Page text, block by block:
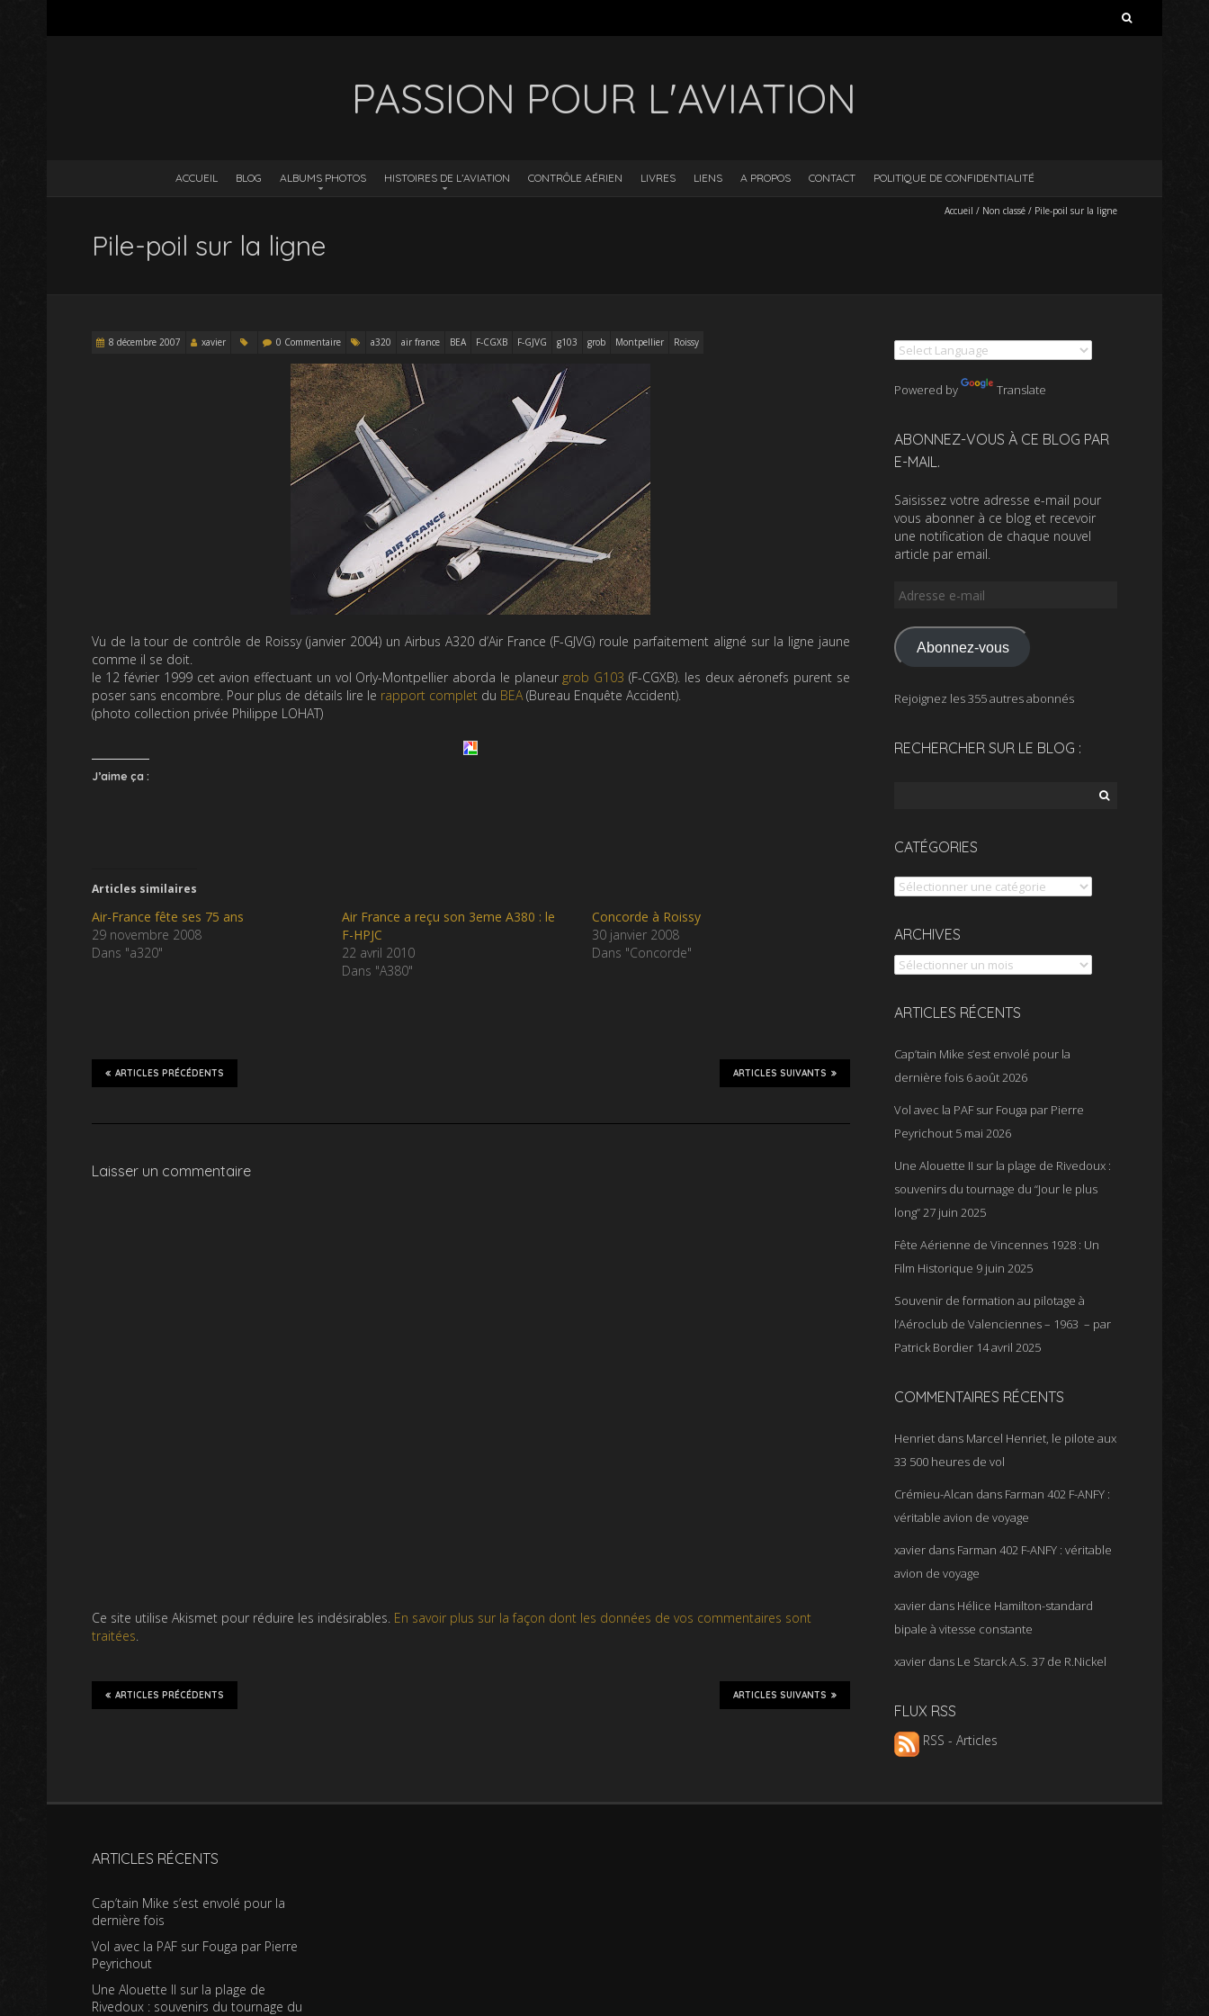
PASSION POUR L'AVIATION
ACCUEIL BLOG ALBUMS PHOTOS HISTOIRES DE L’AVIATION CONTRÔLE AÉRIEN LIVRES LIENS A PROPOS CONTACT POLITIQUE DE CONFIDENTIALITÉ
Accueil / Non classé / Pile-poil sur la ligne
Pile-poil sur la ligne
8 décembre 2007 xavier 0 Commentaire a320 air france BEA F-CGXB F-GJVG g103 grob Montpellier Roissy
Vu de la tour de contrôle de Roissy (janvier 2004) un Airbus A320 d’Air France (F-GJVG) roule parfaitement aligné sur la ligne jaune
comme il se doit.
le 12 février 1999 cet avion effectuant un vol Orly-Montpellier aborda le planeur grob G103 (F-CGXB). les deux aéronefs purent se
poser sans encombre. Pour plus de détails lire le rapport completdu BEA(Bureau Enquête Accident).
(photo collection privée Philippe LOHAT)
J’aime ça :
Articles similaires
Air-France fête ses 75 ans
29 novembre 2008
Dans "a320"
Air France a reçu son 3eme A380 : le
F-HPJC
22 avril 2010
Dans "A380"
Concorde à Roissy
30 janvier 2008
Dans "Concorde"
ARTICLES SUIVANTS
ARTICLES PRÉCÉDENTS
Laisser un commentaire
Ce site utilise Akismet pour réduire les indésirables. En savoir plus sur la façon dont les données de vos commentaires sont
traitées.
ARTICLES SUIVANTS
ARTICLES PRÉCÉDENTS
Powered by Translate
ABONNEZ-VOUS À CE BLOG PAR
E-MAIL.
Saisissez votre adresse e-mail pour
vous abonner à ce blog et recevoir
une notification de chaque nouvel
article par email.
Adresse
mail
Abonnez-vous
Rejoignez les 355 autres abonnés
RECHERCHER SUR LE BLOG :
CATÉGORIES
Catégories
ARCHIVES
Archives
ARTICLES RÉCENTS
Cap’tain Mike s’est envolé pour la
dernière fois 6 août 2026
Vol avec la PAF sur Fouga par Pierre
Peyrichout 5 mai 2026
Une Alouette II sur la plage de Rivedoux :
souvenirs du tournage du “Jour le plus
long”27 juin 2025
Fête Aérienne de Vincennes 1928 : Un
Film Historique 9 juin 2025
Souvenir de formation au pilotage à
l’Aéroclub de Valenciennes – 1963 – par
Patrick Bordier 14 avril 2025
COMMENTAIRES RÉCENTS
Henriet dans Marcel Henriet, le pilote aux
33 500 heures de vol
Crémieu-Alcan dans Farman 402 F-ANFY :
véritable avion de voyage
xavier dans Farman 402 F-ANFY : véritable
avion de voyage
xavier dans Hélice Hamilton-standard
bipale à vitesse constante
xavier dans Le Starck A.S. 37 de R.Nickel
FLUX RSS
RSS - Articles
ARTICLES RÉCENTS
Cap’tain Mike s’est envolé pour la
dernière fois
Vol avec la PAF sur Fouga par Pierre
Peyrichout
Une Alouette II sur la plage de
Rivedoux : souvenirs du tournage du